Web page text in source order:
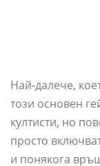
Най-далече,
този основен
култисти, но
просто
и понякога